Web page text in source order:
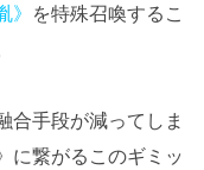
》 を特殊召喚するこ
合手段が減ってしま
に繋がるこのギミッ